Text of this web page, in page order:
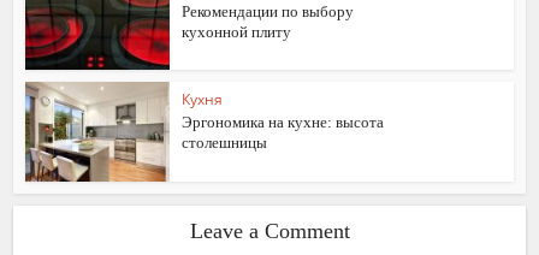
Рекомендации по выбору
кухонной плиту
Кухня
Эргономика на кухне: высота
столешницы
Leave a Comment